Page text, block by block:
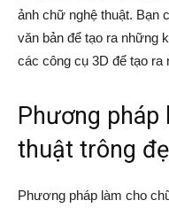
ảnh chữ nghệ thuật. Bạn
văn bản để tạo ra những
các công cụ 3D để tạo ra
Phương
thuật trông
Phương pháp làm cho